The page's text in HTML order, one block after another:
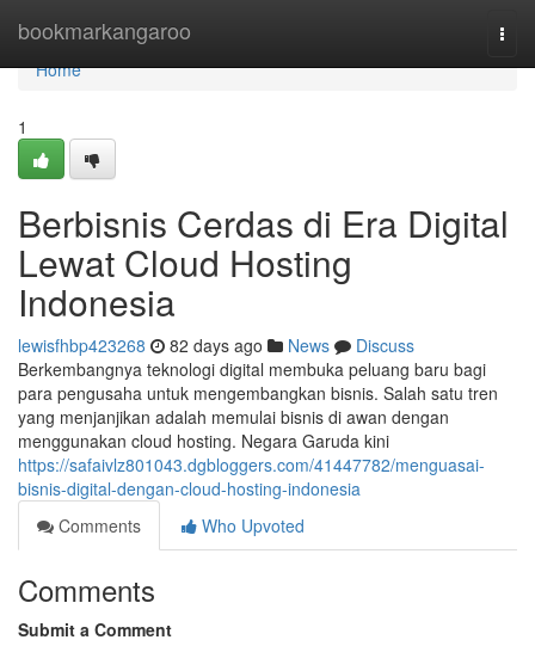
bookmarkangaroo
Home
Home
1
Berbisnis Cerdas di Era Digital
Lewat Cloud Hosting
Indonesia
lewisfhbp423268 82 days ago News
Discuss
Berkembangnya teknologi digital membuka peluang baru bagi
para pengusaha untuk mengembangkan bisnis. Salah satu tren
yang menjanjikan adalah memulai bisnis di awan dengan
menggunakan cloud hosting. Negara Garuda kini
https://safaivlz801043.dgbloggers.com/41447782/menguasai-
bisnis-digital-dengan-cloud-hosting-indonesia
Comments
Who Upvoted
Comments
Submit a Comment